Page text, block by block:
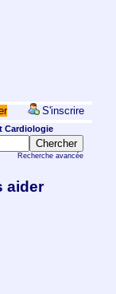
S'inscrire
Cardiologie
Recherche avancée
aider